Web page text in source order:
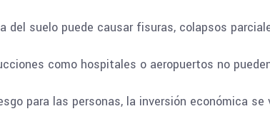
del suelo puede causar fisuras, colapsos
como hospitales o aeropuertos no
para las personas, la inversión económica